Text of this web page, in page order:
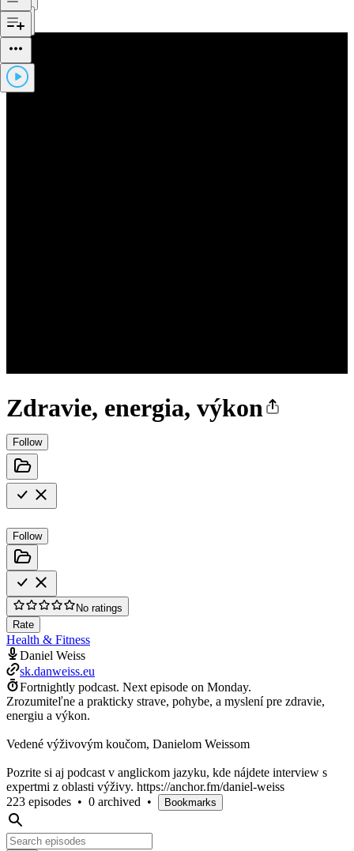
Zdravie, energia, výkon
Follow
Follow
No ratings
Rate
Health & Fitness
Daniel Weiss
sk.danweiss.eu
Fortnightly podcast. Next episode on Monday.
Zrozumiteľne a prakticky strave, pohybe, a myslení pre zdravie,
energiu a výkon.
Vedené výživovým koučom, Danielom Weissom
Pozrite si aj podcast v anglickom jazyku, kde nájdete interview s
expertmi z oblasti výživy. https://anchor.fm/daniel-weiss
223 episodes • 0 archived • Bookmarks